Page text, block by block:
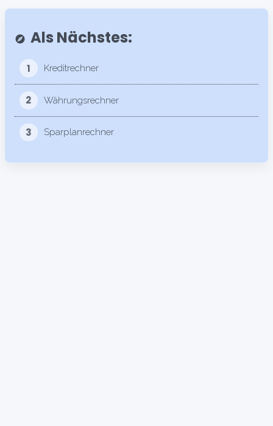
explore Als Nächstes:
1 Kreditrechner
2 Währungsrechner
3 Sparplanrechner